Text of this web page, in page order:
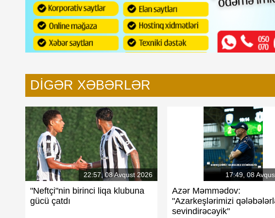
DIGƏR XƏBƏRLƏR
22:57, 08 Avqust 2026
"Neftçi"nin birinci liqa klubuna
gücü çatdı
17:49, 08
Azər Məmmədov:
"Azarkeşlərimizi
sevindirəcəyik"
aparan prezident: Maqsud
Rövşən Nəcəfin Elxan Məmmədova
məğlubiyyəti
yığması - Santuşa
Eksklüziv: "Neftçi"də kreslo davası